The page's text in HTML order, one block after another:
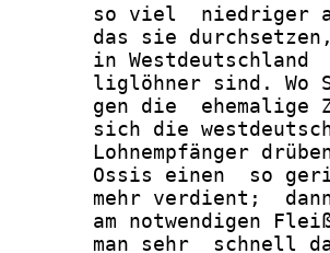
so viel  niedriger
das sie
in Westdeutschland
liglöhner sind. Wo
gen die  ehemalige
sich die
Lohnempfänger
Ossis einen  so
mehr verdient;
am notwendigen
man sehr  schnell